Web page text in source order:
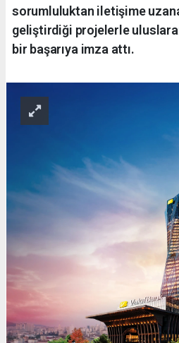
sorumluluktan iletişime
geliştirdiği projelerle
bir başarıya imza attı.